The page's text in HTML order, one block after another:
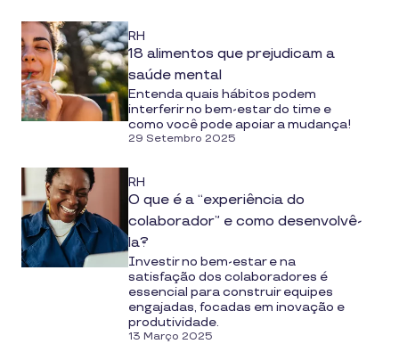
RH
18 alimentos que prejudicam a
saúde mental
Entenda quais hábitos podem
interferir no bem-estar do time e
como você pode apoiar a mudança!
29 Setembro 2025
RH
O que é a “experiência do
colaborador” e como desenvolvê-
la?
Investir no bem-estar e na
satisfação dos colaboradores é
essencial para construir equipes
engajadas, focadas em inovação e
produtividade.
13 Março 2025